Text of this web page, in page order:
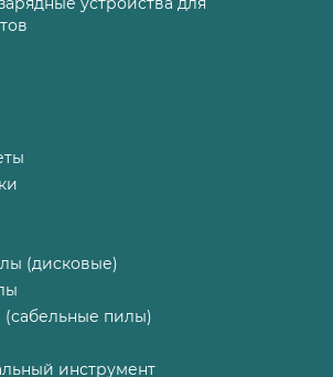
(дисковые)
пилы)
инструмент